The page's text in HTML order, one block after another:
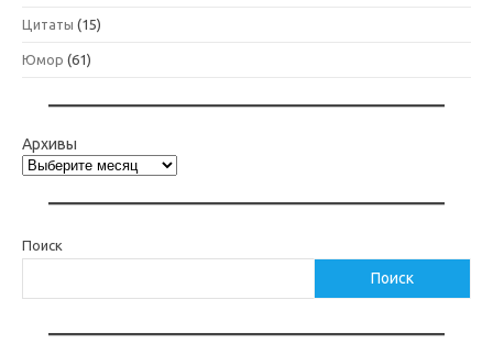
Цитаты (15)
Юмор (61)
Архивы
Поиск
Поиск